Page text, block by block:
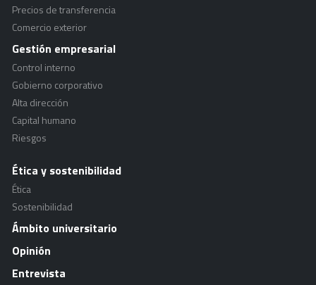
Precios de transferencia
Comercio exterior
Gestión empresarial
Control interno
Gobierno corporativo
Alta dirección
Capital humano
Riesgos
Ética y sostenibilidad
Ética
Sostenibilidad
Ámbito universitario
Opinión
Entrevista